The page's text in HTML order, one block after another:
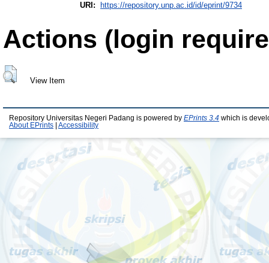
URI:
https://repository.unp.ac.id/id/eprint/9734
Actions (login
View Item
Repository Universitas Negeri Padang is powered by EPrints 3.4 which is
About EPrints
Accessibility